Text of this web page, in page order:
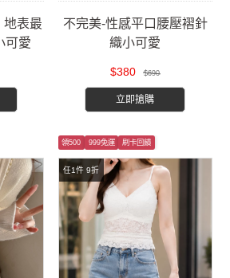
地表最
可愛
不完美-性感平口腰壓褶針
織小可愛
$380 $690
立即搶購
任1件 9折
領500 999免運 刷卡回饋